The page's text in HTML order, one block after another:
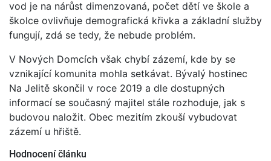
vod je na nárůst dimenzovaná, počet dětí ve škole a
školce ovlivňuje demografická křivka a základní služby
fungují, zdá se tedy, že nebude problém.
V Nových Domcích však chybí zázemí, kde by se
vznikající komunita mohla setkávat. Bývalý hostinec
Na Jelitě skončil v roce 2019 a dle dostupných
informací se současný majitel stále rozhoduje, jak s
budovou naložit. Obec mezitím zkouší vybudovat
zázemí u hřiště.
Hodnocení článku